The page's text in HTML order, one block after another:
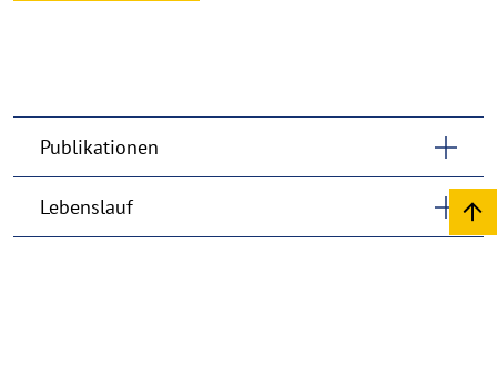
Publikationen
Lebenslauf